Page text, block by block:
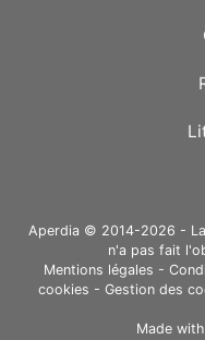
Aperdia © 2014-2026 -
n'a pas fait
Mentions légales -
cookies - Gestion des
Made